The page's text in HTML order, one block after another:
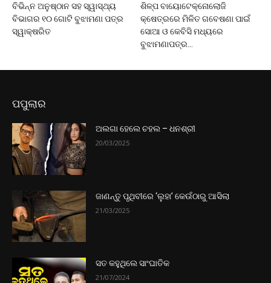
ବିଭିନ୍ନ ଅନୁଷ୍ଠାନ ସହ ସ୍ୱାସ୍ଥ୍ୟ
ବିଭାଗର ୧୦ ଗୋଟି ବୁଝାମଣା ପତ୍ର
ସ୍ୱାକ୍ଷରିତ
ଶିଳ୍ପ ବାୟୋଟେକ୍ନୋଲୋଜି
କ୍ଷେତ୍ରରେ ମିଳିତ ଗବେଷଣା ପାଇଁ
ସୋଆ ଓ କେବିସି ମଧ୍ୟରେ
ବୁଝାମଣାପତ୍ର...
ପପୁଲାର
ଅଲଗା ହେଲେ ଚହଲ – ଧନଶ୍ରୀ
20/03/2025
ଜାଣନ୍ତୁ ପୃଥିବୀରେ ‘ଲୁହା’ କେଉଁଠାରୁ ଆସିଲା
21/03/2025
ସତ କହୁଥିଲେ ସାଂଘାତିକ
21/07/2024